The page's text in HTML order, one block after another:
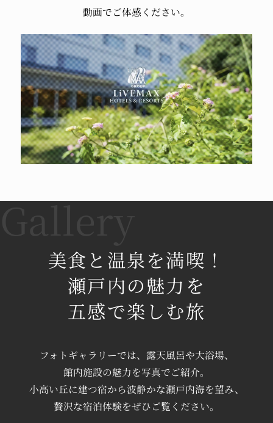
動画でご体感ください。
美食と温泉を満喫！
瀬戸内の魅力を
五感で楽しむ旅
フォトギャラリーでは、 露天風呂や大浴場、
館内施設の魅力を写真でご紹介。
小高い丘に建つ宿から波静かな瀬戸内海を望み、
贅沢な宿泊体験をぜひご覧ください。